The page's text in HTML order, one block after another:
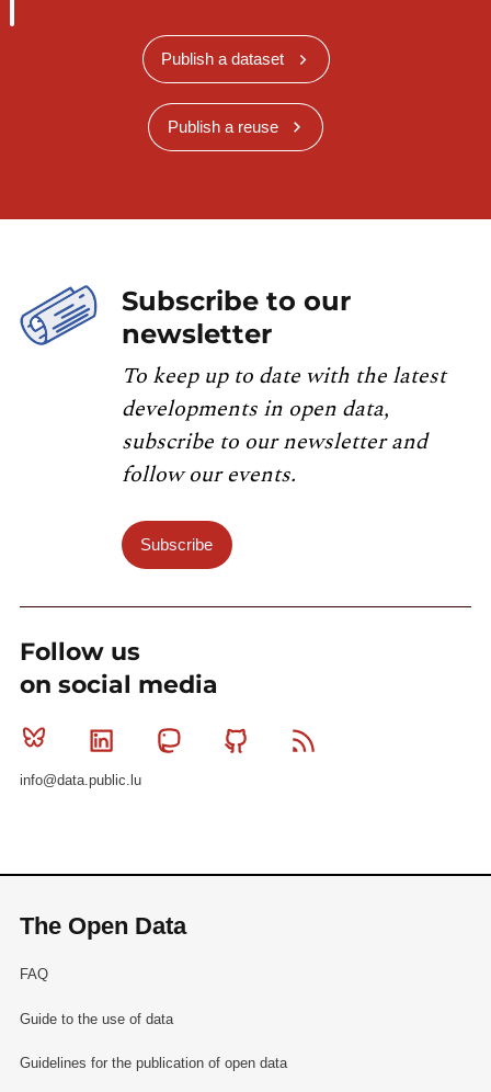
Publish a dataset
Publish a reuse
Subscribe to our
newsletter
To keep up to date with the latest
developments in open data,
subscribe to our newsletter and
follow our events.
Subscribe
Follow us
on social media
Bluesky Linkedin MastodonGithub
info@data.public.lu
The Open Data
FAQ
Guide to the use of data
Guidelines for the publication of open data